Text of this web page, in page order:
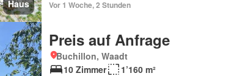
Haus Vor 1 Woche, 2 Stunden
Preis auf Anfrage
Buchillon, Waadt
10 Zimmer
1’160 m²